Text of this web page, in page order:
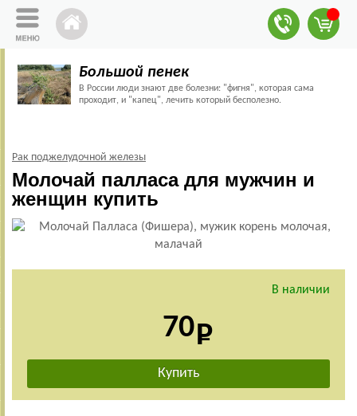
Большой пенек
В России люди знают две болезни: "фигня", которая сама
проходит, и "капец", лечить который бесполезно.
Рак поджелудочной железы
Молочай палласа для мужчин и
женщин купить
В наличии
70